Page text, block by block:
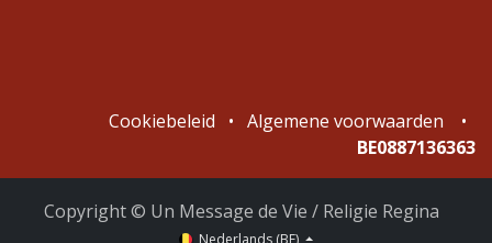
Cookiebeleid • Algemene voorwaarden
•
BE0887136363
Copyright © Un Message de Vie / Religie Regina
Nederlands (BE)